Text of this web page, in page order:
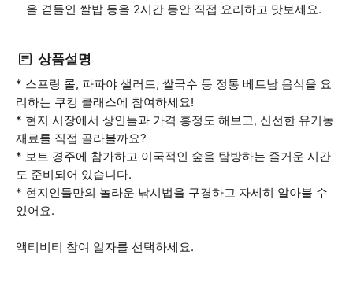
을 곁들인 쌀밥 등을 2시간 동안 직접 요리하고 맛보세요.
상품설명
* 스프링 롤, 파파야 샐러드, 쌀국수 등 정통 베트남 음식을 요
리하는 쿠킹 클래스에 참여하세요!
* 현지 시장에서 상인들과 가격 흥정도 해보고, 신선한 유기농
재료를 직접 골라볼까요?
* 보트 경주에 참가하고 이국적인 숲을 탐방하는 즐거운 시간
도 준비되어 있습니다.
* 현지인들만의 놀라운 낚시법을 구경하고 자세히 알아볼 수
있어요.
액티비티 참여 일자를 선택하세요.